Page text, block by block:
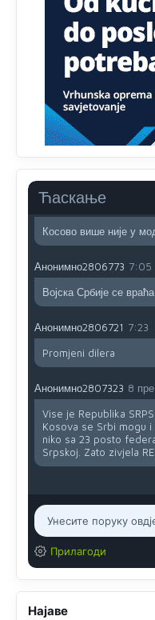
Ћаскање
nije...probajte ući bez
ste nebeski narod
Анонимно2806773 6:56
АМЕРИКАНЦИ ДО
КОСОВА
Анонимно2806773
6:59
Затвара се и база
године било чак 7.000
Анонимно2806773
Косово више није у
Анонимно2806773 7:05
Војска Србије се
Анонимно2806721 7:23
Promjeni dilera
Анонимно2807323 8
Vise je Republika
Kosova se Srbi mogu
niko sa 23 posto
Srpskoj. Zato zivjela
Прилагоди
Најаве